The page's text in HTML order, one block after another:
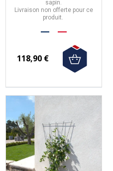
sapin.
Livraison non offerte pour ce
produit.
118,90 €